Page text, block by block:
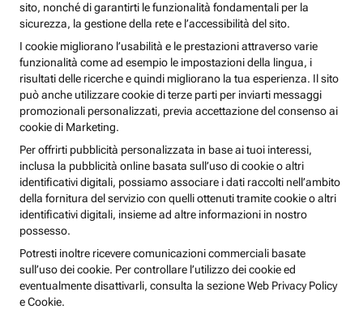
sito, nonché di garantirti le funzionalità fondamentali per la
sicurezza, la gestione della rete e l’accessibilità del sito.
I cookie migliorano l’usabilità e le prestazioni attraverso varie
funzionalità come ad esempio le impostazioni della lingua, i
risultati delle ricerche e quindi migliorano la tua esperienza. Il sito
può anche utilizzare cookie di terze parti per inviarti messaggi
promozionali personalizzati, previa accettazione del consenso ai
cookie di Marketing.
Per offrirti pubblicità personalizzata in base ai tuoi interessi,
inclusa la pubblicità online basata sull’uso di cookie o altri
identificativi digitali, possiamo associare i dati raccolti nell’ambito
della fornitura del servizio con quelli ottenuti tramite cookie o altri
identificativi digitali, insieme ad altre informazioni in nostro
possesso.
Potresti inoltre ricevere comunicazioni commerciali basate
sull’uso dei cookie. Per controllare l’utilizzo dei cookie ed
eventualmente disattivarli, consulta la sezione Web Privacy Policy
e Cookie.